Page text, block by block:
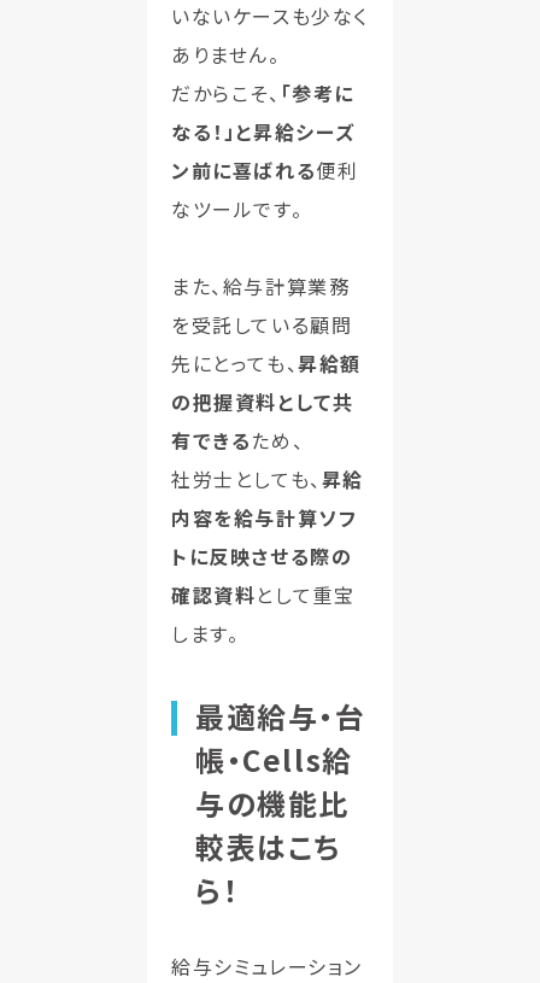
いないケースも少なく
ありません。
だからこそ、 「参考に
なる！」と昇給シーズ
ン前に喜ばれる便利
なツールです。
また、給与計算業務
を受託している顧問
先にとっても、昇給額
の把握資料として共
有できるため、
社労士としても、 昇給
内容を給与計算ソフ
トに反映させる際の
確認資料として重宝
します。
最適給与・台
帳・Cells給
与の機能比
較表はこち
ら！
給与シミュレーション